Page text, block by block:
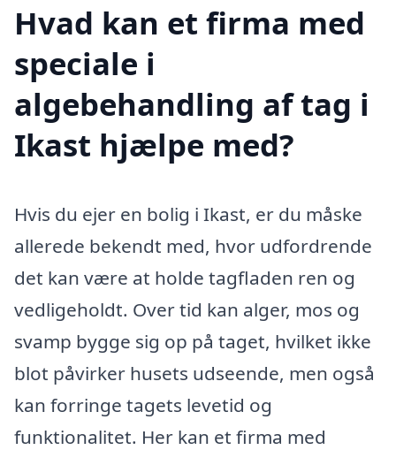
Hvad kan et firma med
speciale i
algebehandling af tag i
Ikast hjælpe med?
Hvis du ejer en bolig i Ikast, er du måske
allerede bekendt med, hvor udfordrende
det kan være at holde tagfladen ren og
vedligeholdt. Over tid kan alger, mos og
svamp bygge sig op på taget, hvilket ikke
blot påvirker husets udseende, men også
kan forringe tagets levetid og
funktionalitet. Her kan et firma med